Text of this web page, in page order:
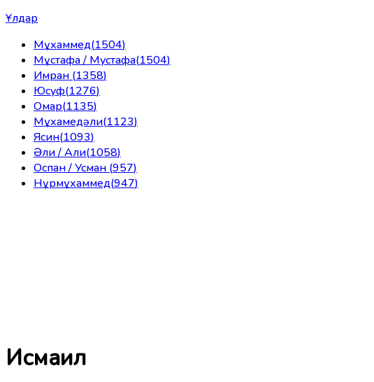
Ұлдар
Мұхаммед(1504)
Мұстафа / Мустафа(1504)
Имран (1358)
Юсуф(1276)
Омар(1135)
Мұхамедәли(1123)
Ясин(1093)
Әли / Али(1058)
Оспан / Усман (957)
Нұрмұхаммед(947)
Исмаил